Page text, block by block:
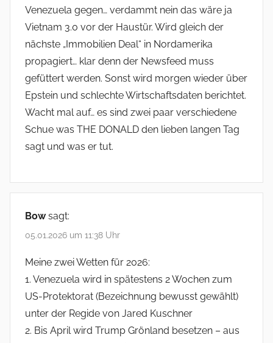
Venezuela gegen… verdammt nein das wäre ja
Vietnam 3.0 vor der Haustür. Wird gleich der
nächste „Immobilien Deal“ in Nordamerika
propagiert… klar denn der Newsfeed muss
gefüttert werden. Sonst wird morgen wieder über
Epstein und schlechte Wirtschaftsdaten berichtet.
Wacht mal auf… es sind zwei paar verschiedene
Schue was THE DONALD den lieben langen Tag
sagt und was er tut.
Bow sagt:
05.01.2026 um 11:38 Uhr
Meine zwei Wetten für 2026:
1. Venezuela wird in spätestens 2 Wochen zum
US-Protektorat (Bezeichnung bewusst gewählt)
unter der Regide von Jared Kuschner
2. Bis April wird Trump Grönland besetzen – aus